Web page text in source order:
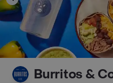
Burritos &